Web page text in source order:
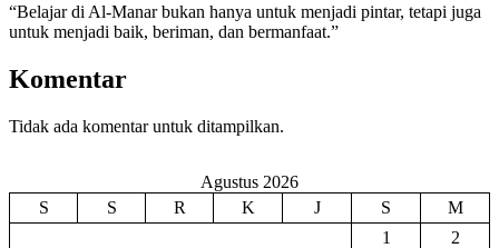
“Belajar di Al-Manar bukan hanya untuk menjadi pintar, tetapi juga
untuk menjadi baik, beriman, dan bermanfaat.”
Komentar
Tidak ada komentar untuk ditampilkan.
Agustus 2026
S
S R K J S
M
1
2